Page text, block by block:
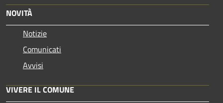
NOVITÀ
Notizie
Comunicati
Avvisi
VIVERE IL COMUNE